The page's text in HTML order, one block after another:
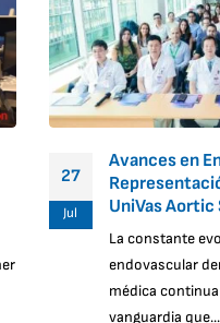
27
Jul
Avances en
UniVas
La constante
endovascular
médica
vanguardia que...